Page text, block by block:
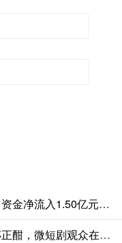
通达配资APP下载 上红低波指数主力资金净流入1.50亿元，平安上证红利低波动指数A净值近1月累计上涨5.03%
大牛股票配资APP下载 美加墨世界杯正酣，微短剧观众在手机里足球“狂欢”